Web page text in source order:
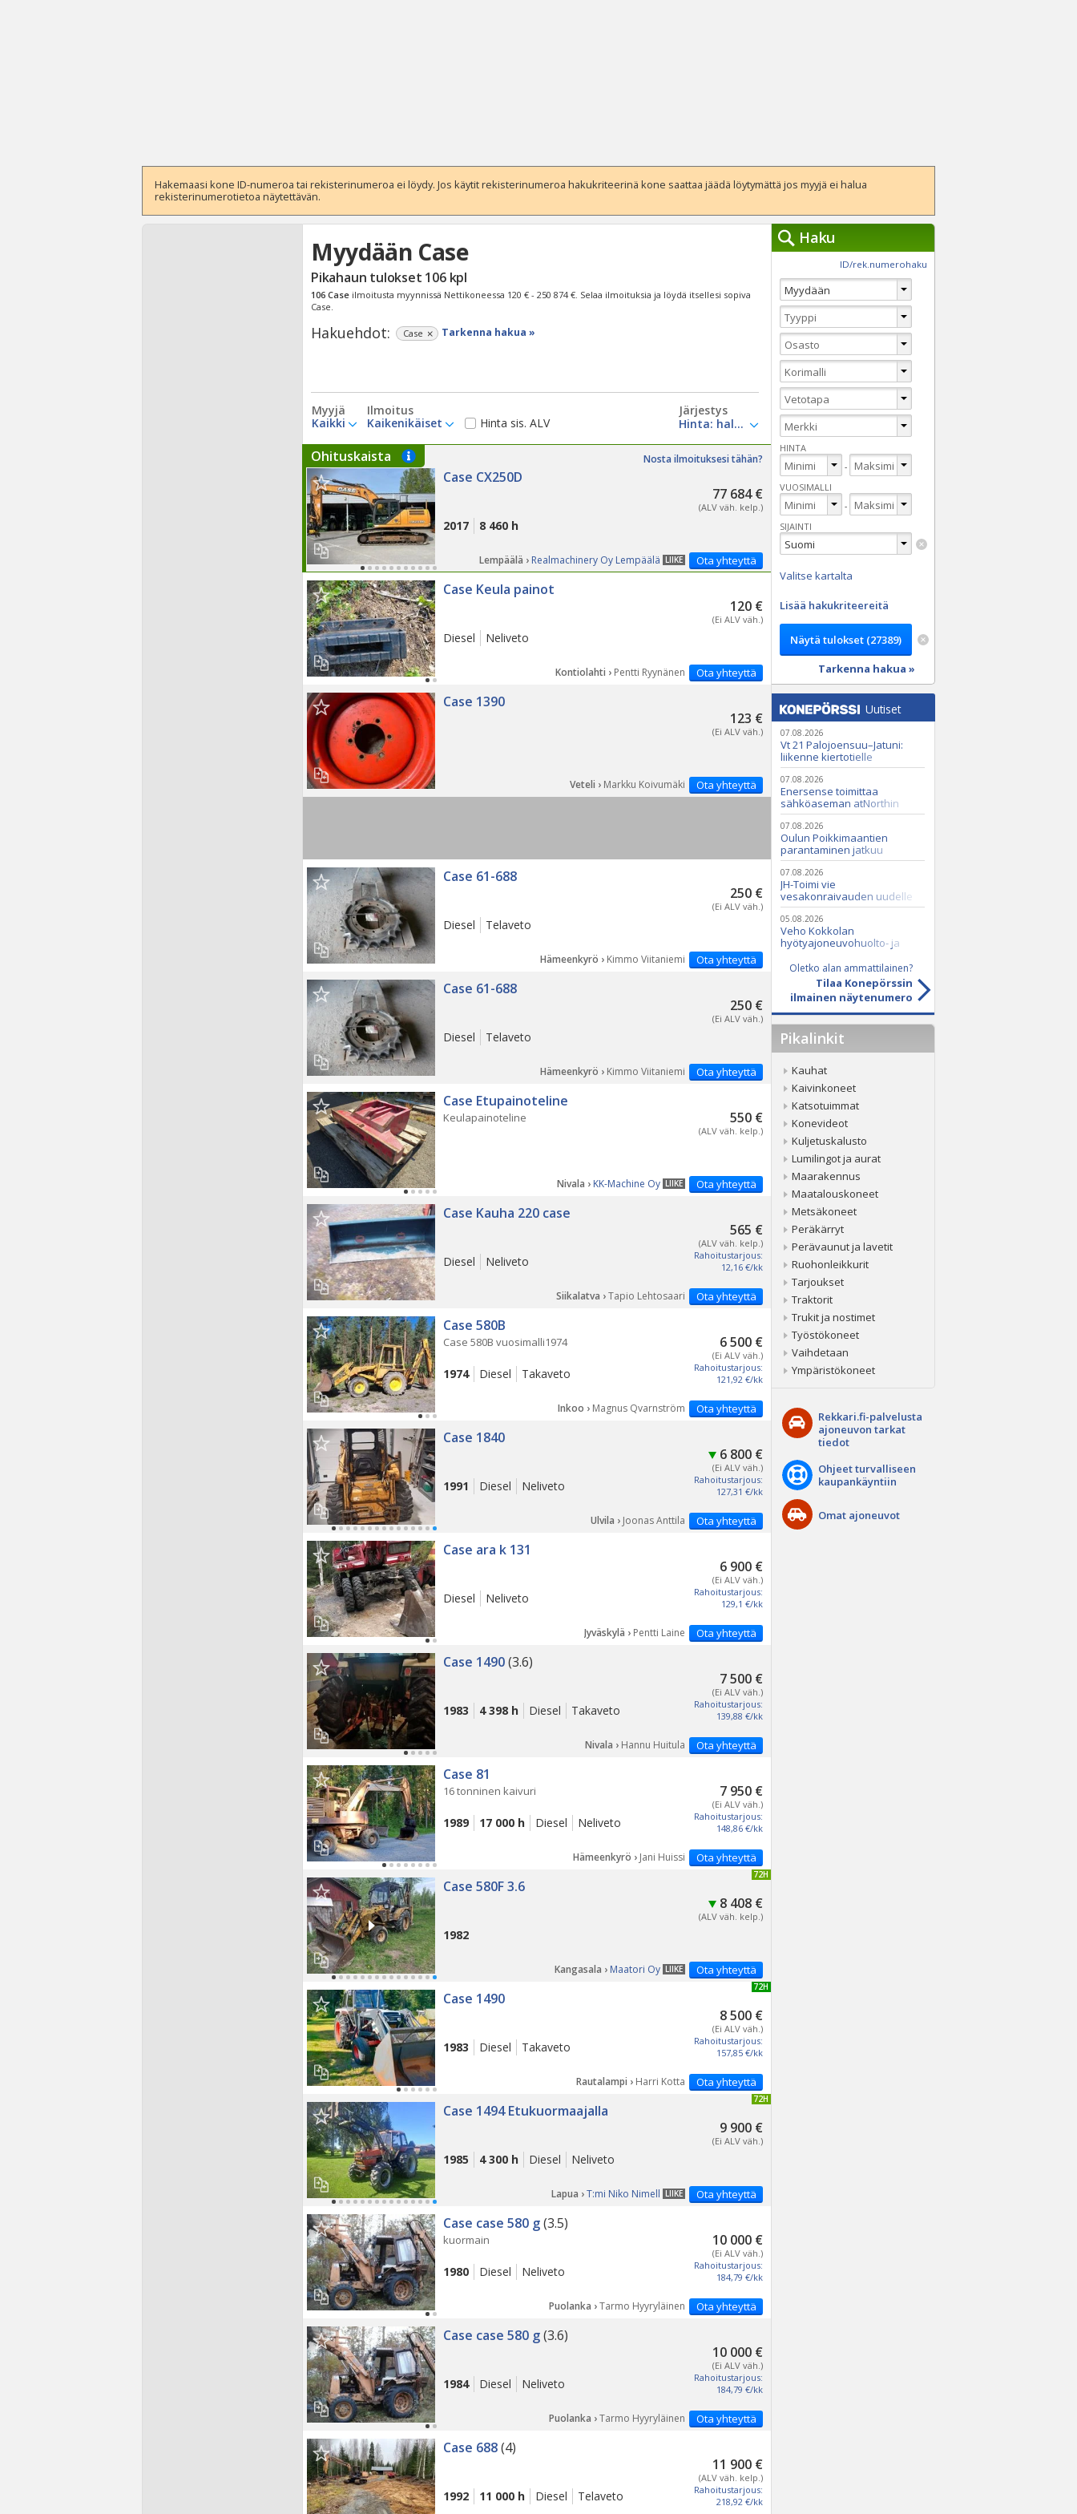
Hakemaasi kone ID-numeroa tai rekisterinumeroa ei löydy. Jos käytit rekisterinumeroa hakukriteerinä kone saattaa jäädä löytymättä jos myyjä ei halua
rekisterinumerotietoa näytettävän.
Myydään Case
Pikahaun tulokset 106kpl
106 Case ilmoitusta myynnissä Nettikoneessa 120 € - 250 874 €. Selaa ilmoituksia ja löydä itsellesi sopiva
Case.
Hakuehdot: Case Tarkenna hakua »
Myyjä
Kaikki
Ilmoitus
Kaikenikäiset
Hinta sis. ALV
Järjestys
Ohituskaista Nosta ilmoituksesi tähän?
Case CX250D
77 684 €
(ALV väh. kelp.)
2017 8 460 h
Ota yhteyttä
LIIKE
Lempäälä › Realmachinery Oy Lempäälä
Case Keula painot
120 €
(Ei ALV väh.)
Diesel Neliveto
Ota yhteyttä
Kontiolahti › Pentti Ryynänen
Case 1390
123 €
(Ei ALV väh.)
Ota yhteyttä
Veteli › Markku Koivumäki
Case 61-688
250 €
(Ei ALV väh.)
Diesel Telaveto
Ota yhteyttä
Hämeenkyrö › Kimmo Viitaniemi
Case 61-688
250 €
(Ei ALV väh.)
Diesel Telaveto
Ota yhteyttä
Hämeenkyrö › Kimmo Viitaniemi
Case Etupainoteline
550 €
(ALV väh. kelp.)
Keulapainoteline
Ota yhteyttä
LIIKE
Nivala › KK-Machine Oy
Case Kauha 220 case
565 €
(ALV väh. kelp.)
Rahoitustarjous:
12,16 €/kk
Diesel Neliveto
Ota yhteyttä
Siikalatva ›Tapio Lehtosaari
Case 580B
6 500 €
(Ei ALV väh.)
Rahoitustarjous:
121,92 €/kk
Case 580B vuosimalli1974
1974 Diesel Takaveto
Ota yhteyttä
Inkoo › Magnus Qvarnström
Case 1840
6 800 €
(Ei ALV väh.)
Rahoitustarjous:
127,31 €/kk
1991 Diesel Neliveto
Ota yhteyttä
Ulvila › Joonas Anttila
Case ara k 131
6 900 €
(Ei ALV väh.)
Rahoitustarjous:
129,1 €/kk
Diesel Neliveto
Ota yhteyttä
Jyväskylä › Pentti Laine
Case 1490(3.6)
7 500 €
(Ei ALV väh.)
Rahoitustarjous:
139,88 €/kk
1983 4 398 h Diesel Takaveto
Ota yhteyttä
Nivala › Hannu Huitula
Case 81
7 950 €
(Ei ALV väh.)
Rahoitustarjous:
148,86 €/kk
16 tonninen kaivuri
1989 17 000 h Diesel Neliveto
Ota yhteyttä
Hämeenkyrö › Jani Huissi
PÄIVITETTY 72H
Case 580F 3.6
8 408 €
(ALV väh. kelp.)
1982
Ota yhteyttä
LIIKE
Kangasala › Maatori Oy
UUSI 72H
Case 1490
8 500 €
(Ei ALV väh.)
Rahoitustarjous:
157,85 €/kk
1983 Diesel Takaveto
Ota yhteyttä
Rautalampi › Harri Kotta
PÄIVITETTY 72H
Case 1494 Etukuormaajalla
9 900 €
(Ei ALV väh.)
1985 4 300 h Diesel Neliveto
Ota yhteyttä
LIIKE
Lapua ›T:mi Niko Nimell
Case case 580 g(3.5)
10 000 €
(Ei ALV väh.)
Rahoitustarjous:
184,79 €/kk
kuormain
1980 Diesel Neliveto
Ota yhteyttä
Puolanka ›Tarmo Hyyryläinen
Case case 580 g(3.6)
10 000 €
(Ei ALV väh.)
Rahoitustarjous:
184,79 €/kk
1984 Diesel Neliveto
Ota yhteyttä
Puolanka ›Tarmo Hyyryläinen
Case 688(4)
11 900 €
(ALV väh. kelp.)
Rahoitustarjous:
218,92 €/kk
1992 11 000 h Diesel Telaveto
Haku
Tyhjennä haut
ID/rek.numerohaku
HINTA
-
VUOSIMALLI
-
SIJAINTI
Valitse kartalta
Lisää hakukriteereitä
Tarkenna hakua »
Uutiset
07.08.2026
Vt 21 Palojoensuu–Jatuni:
liikenne kiertotielle
Nunasjoen silloilla
07.08.2026
Enersense toimittaa
sähköaseman atNorthin
datakeskukseen
07.08.2026
Oulun Poikkimaantien
parantaminen jatkuu
07.08.2026
JH-Toimi vie
vesakonraivauden uudelle
tasolle Casen ja Seppi-
murskaimen avulla
05.08.2026
Veho Kokkolan
hyötyajoneuvohuolto- ja
Oy:lle lokakuussa
Oletko alan ammattilainen?
Tilaa Konepörssin
ilmainen näytenumero
Pikalinkit
Kauhat
Kaivinkoneet
Katsotuimmat
Konevideot
Kuljetuskalusto
Lumilingot ja aurat
Maarakennus
Maatalouskoneet
Metsäkoneet
Peräkärryt
Perävaunut ja lavetit
Ruohonleikkurit
Tarjoukset
Traktorit
Trukit ja nostimet
Työstökoneet
Vaihdetaan
Ympäristökoneet
Rekkari.fi-palvelusta
ajoneuvon tarkat
tiedot
Ohjeet turvalliseen
kaupankäyntiin
Omat ajoneuvot